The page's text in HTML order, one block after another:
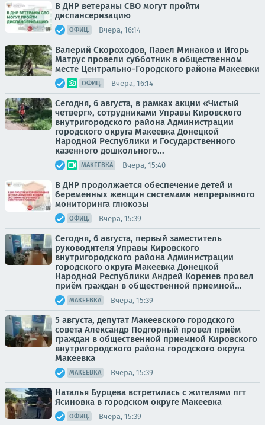
В ДНР ветераны СВО могут пройти
диспансеризацию
ОФИЦ. Вчера, 16:14
Валерий Скороходов, Павел Минаков и Игорь
Матрус провели субботник в общественном
месте Центрально-Городского района Макеевки
ОФИЦ. Вчера, 16:14
Сегодня, 6 августа, в рамках акции «Чистый
четверг», сотрудниками Управы Кировского
внутригородского района Администрации
городского округа Макеевка Донецкой
Народной Республики и Государственного
казенного дошкольного...
МАКЕЕВКА Вчера, 15:40
В ДНР продолжается обеспечение детей и
беременных женщин системами непрерывного
мониторинга глюкозы
ОФИЦ. Вчера, 15:39
Сегодня, 6 августа, первый заместитель
руководителя Управы Кировского
внутригородского района Администрации
городского округа Макеевка Донецкой
Народной Республики Андрей Коренев провел
приём граждан в общественной приемной...
МАКЕЕВКА Вчера, 15:39
5 августа, депутат Макеевского городского
совета Александр Подгорный провел приём
граждан в общественной приемной Кировского
внутригородского района городского округа
Макеевка
МАКЕЕВКА Вчера, 15:39
Наталья Бурцева встретилась с жителями пгт
Ясиновка в городском округе Макеевка
ОФИЦ. Вчера, 15:39